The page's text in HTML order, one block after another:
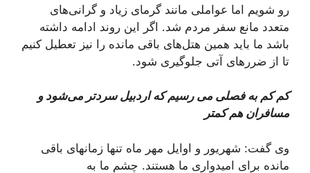
رو شویم اما عواملی مانند گرمای زیاد و گرانی‌های
متعدد مانع سفر مردم شد. اگر این روند ادامه داشته
باشد ما باید همین هتل‌های باقی مانده را نیز تعطیل کنیم
تا از ضررهای آتی جلوگیری شود.
کم کم به فصلی می رسیم که اردبیل سردتر می‌شود و
مسافران هم کمتر
وی گفت: شهریور و اوایل مهر ماه تنها زمانهای باقی
مانده برای امیدواری ما هستند. چشم ما به